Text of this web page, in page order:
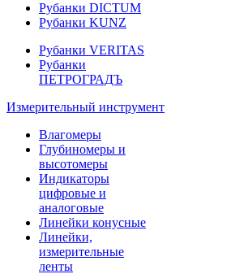
Рубанки DICTUM
Рубанки KUNZ
Рубанки VERITAS
Рубанки
ПЕТРОГРАДЪ
Измерительный инструмент
Влагомеры
Глубиномеры и
высотомеры
Индикаторы
цифровые и
аналоговые
Линейки конусные
Линейки,
измерительные
ленты